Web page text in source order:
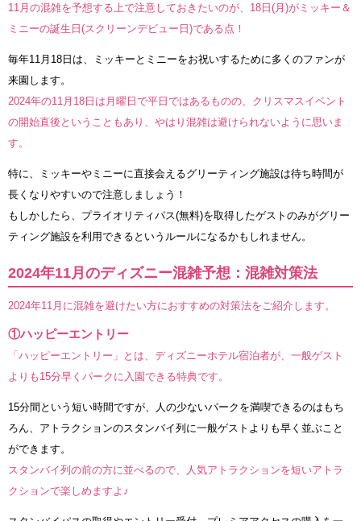
11月の混雑を予想する上で注意しておきたいのが、18日(月)がミッキー＆
ミニーの誕生日(スクリーンデビュー日)である点！
毎年11月18日は、ミッキーとミニーをお祝いするために多くのファンが
来園します。
2024年の11月18日は月曜日で平日ではあるものの、クリスマスイベント
の開始直後ということもあり、やはり混雑は避けられないように思いま
す。
特に、ミッキーやミニーに直接会えるグリーティング施設は待ち時間が
長くなりやすいので注意しましょう！
もしかしたら、プライオリティパス(無料)を取得したゲストのみがグリー
ティング施設を利用できるというルールになるかもしれません。
2024年11月のディズニー混雑予想：混雑対策法
2024年11月に混雑を避けたい方におすすめの対策法をご紹介します。
①ハッピーエントリー
「ハッピーエントリー」とは、ディズニーホテル宿泊者が、一般ゲスト
よりも15分早くパークに入園できる特典です。
15分間という短い時間ですが、人の少ないパークを満喫できるのはもち
ろん、アトラクションのスタンバイ列に一般ゲストよりも早く並ぶこと
ができます。
スタンバイ列の前の方に並べるので、人気アトラクションを短いアトラ
クションで楽しめますよ♪